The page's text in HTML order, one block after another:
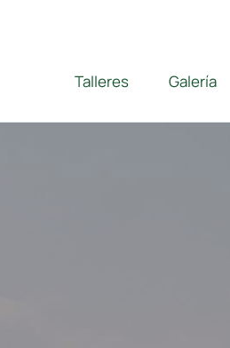
Talleres Galería